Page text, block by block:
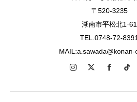
〒520-3235
湖南市平松北1-61
TEL:0748-72-8391
MAIL:a.sawada@konan-